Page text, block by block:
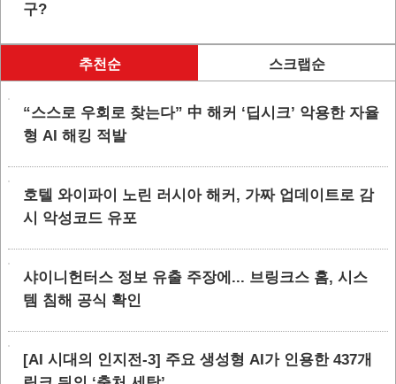
구?
추천순 스크랩순
“스스로 우회로 찾는다” 中 해커 ‘딥시크’ 악용한 자율
형 AI 해킹 적발
호텔 와이파이 노린 러시아 해커, 가짜 업데이트로 감
시 악성코드 유포
샤이니헌터스 정보 유출 주장에... 브링크스 홈, 시스
템 침해 공식 확인
[AI 시대의 인지전-3] 주요 생성형 AI가 인용한 437개